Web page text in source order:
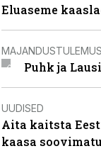
Eluaseme
Puhk ja
UUDISED
Aita kaitsta
kaasa